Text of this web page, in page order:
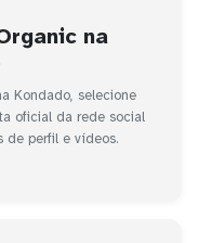
na
Kondado, selecione
oficial da rede social
de perfil e vídeos.